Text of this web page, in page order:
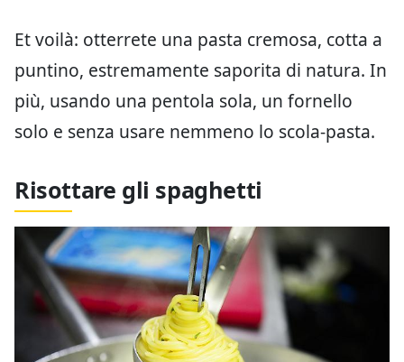
Et voilà: otterrete una pasta cremosa, cotta a
puntino, estremamente saporita di natura. In
più, usando una pentola sola, un fornello
solo e senza usare nemmeno lo scola-pasta.
Risottare gli spaghetti